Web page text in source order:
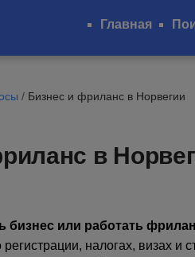
Главная
/ Бизнес и фриланс в Норвегии
в
бизнес или работать
налогах, визах и